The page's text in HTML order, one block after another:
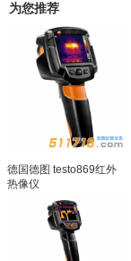
为您推荐
德国德图 testo869红外
热像仪